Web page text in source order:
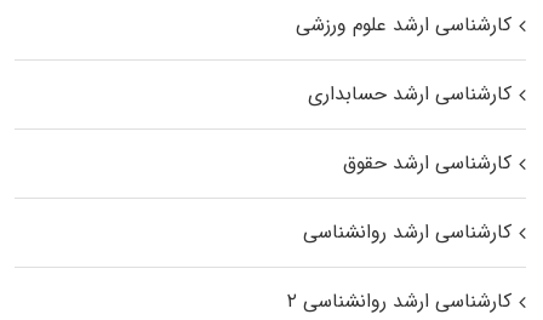
کارشناسی ارشد علوم ورزشی
کارشناسی ارشد حسابداری
کارشناسی ارشد حقوق
کارشناسی ارشد روانشناسی
کارشناسی ارشد روانشناسی ۲